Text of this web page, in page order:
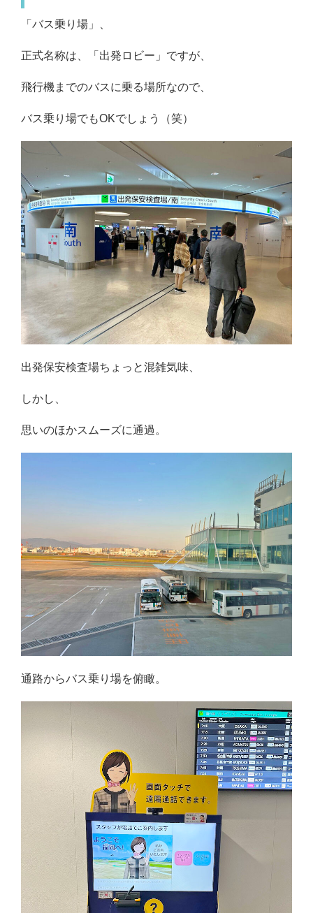
「バス乗り場」、
正式名称は、「出発ロビー」ですが、
飛行機までのバスに乗る場所なので、
バス乗り場でもOKでしょう（笑）
出発保安検査場ちょっと混雑気味、
しかし、
思いのほかスムーズに通過。
通路からバス乗り場を俯瞰。